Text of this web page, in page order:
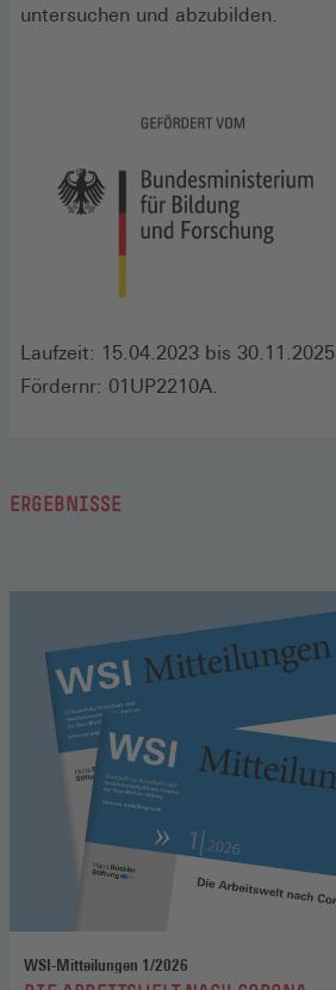
untersuchen und abzubilden.
Laufzeit: 15.04.2023 bis 30.11.2025
Fördernr: 01UP2210A.
ERGEBNISSE
WSI-Mitteilungen 1/2026